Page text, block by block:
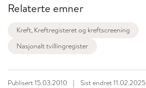
Relaterte emner
Kreft, Kreftregisteret og kreftscreening
Nasjonalt tvillingregister
Publisert15.03.2010 | Sist endret11.02.2025